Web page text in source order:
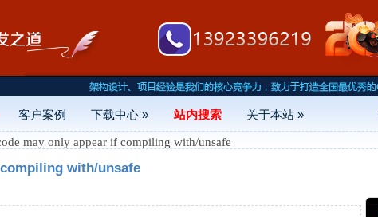
客户案例 下载中心 » 站内搜索 关于本站 »
may only appear if compiling with/unsafe
with/unsafe